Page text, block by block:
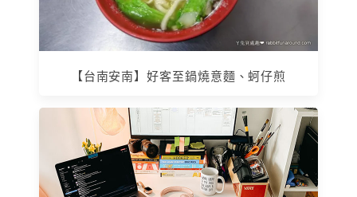
【台南安南】好客至鍋燒意麵、蚵仔煎